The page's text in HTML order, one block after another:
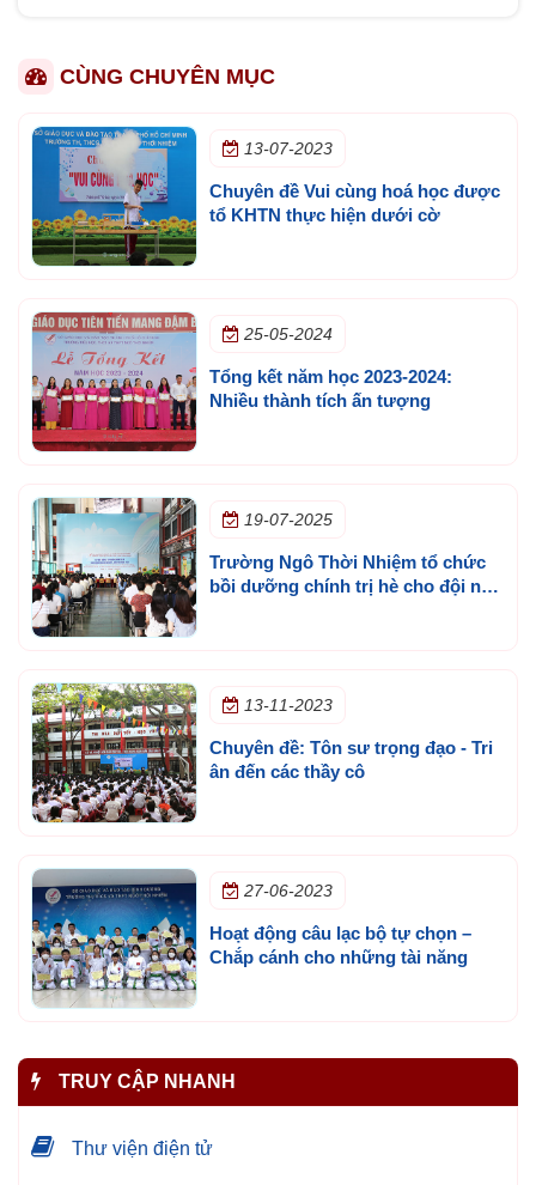
CÙNG CHUYÊN MỤC
13-07-2023
Chuyên đề Vui cùng hoá học được
tổ KHTN thực hiện dưới cờ
25-05-2024
Tổng kết năm học 2023-2024:
Nhiều thành tích ấn tượng
19-07-2025
Trường Ngô Thời Nhiệm tổ chức
bồi dưỡng chính trị hè cho đội ngũ
13-11-2023
Chuyên đề: Tôn sư trọng đạo - Tri
ân đến các thầy cô
27-06-2023
Hoạt động câu lạc bộ tự chọn –
Chắp cánh cho những tài năng
TRUY CẬP NHANH
Thư viện điện tử